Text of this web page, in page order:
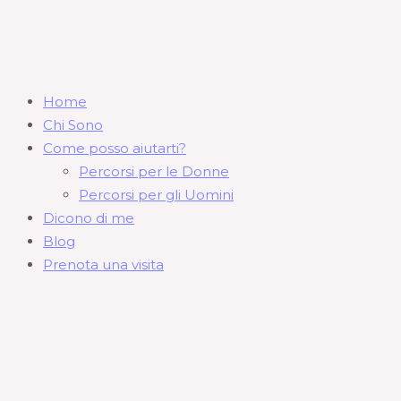
Home
Chi Sono
Come posso aiutarti?
Percorsi per le Donne
Percorsi per gli Uomini
Dicono di me
Blog
Prenota una visita